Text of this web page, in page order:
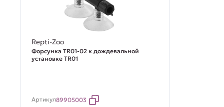
Repti-Zoo
Форсунка TR01-02 к дождевальной
установке TR01
Артикул89905003